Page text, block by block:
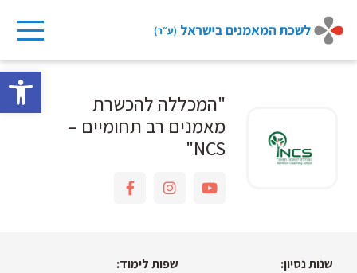
content
"המכללה להכשרת
מאמנים רב תחומיים –
NCS"
שנות נסיון:
שפות לימוד: